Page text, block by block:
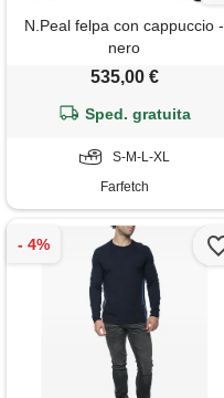
N.Peal felpa con cappuccio -
nero
535,00 €
Sped. gratuita
S-M-L-XL
Farfetch